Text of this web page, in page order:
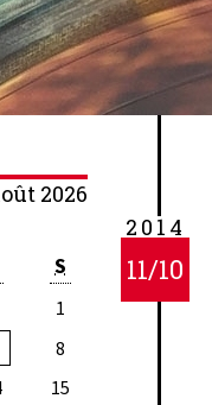
2026
S
1
8
15
2014
11/10